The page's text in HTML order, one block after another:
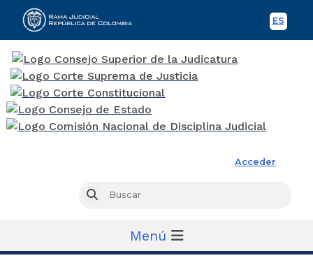
ES
Acceder
Buscar
Menú